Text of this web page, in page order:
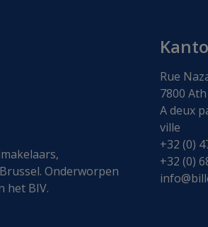
Onderworpen
het BIV.
Rue
7800 Ath
A deux
ville
+32 (0)
+32 (0)